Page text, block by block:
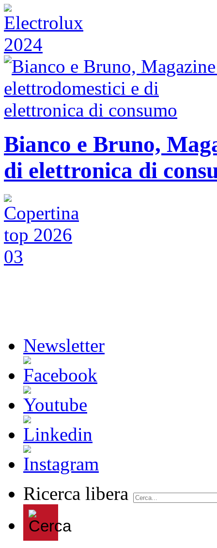
Bianco e Bruno,
di elettronica di
Newsletter
Ricerca libera